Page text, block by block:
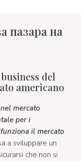
пазара на
del
americano
mercato
per i
il mercato
a sviluppare un
che non si